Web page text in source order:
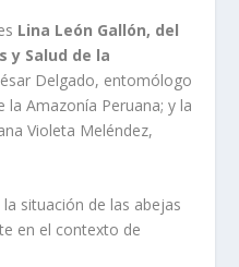
Lina León Gallón, del
y Salud de la
Delgado, entomólogo
Amazonía Peruana; y la
Violeta Meléndez,
situación de las abejas
en el contexto de